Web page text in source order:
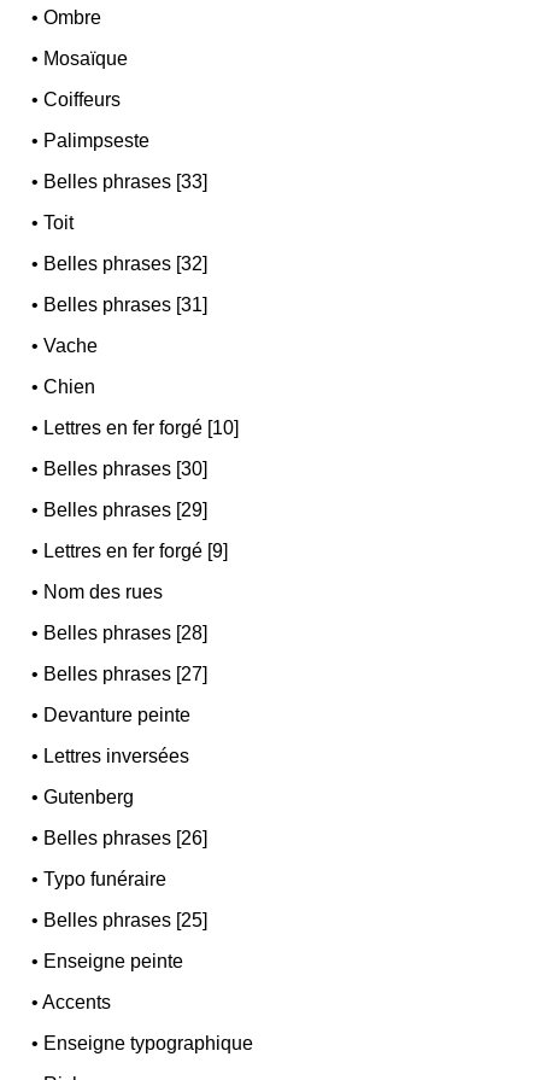
•Ombre
• Mosaïque
•Coiffeurs
• Palimpseste
• Belles phrases [33]
•Toit
• Belles phrases [32]
• Belles phrases [31]
•Vache
•Chien
• Lettres en fer forgé [10]
• Belles phrases [30]
• Belles phrases [29]
• Lettres en fer forgé [9]
• Nom des rues
• Belles phrases [28]
• Belles phrases [27]
• Devanture peinte
• Lettres inversées
•Gutenberg
• Belles phrases [26]
•Typo funéraire
• Belles phrases [25]
• Enseigne peinte
•Accents
• Enseigne typographique